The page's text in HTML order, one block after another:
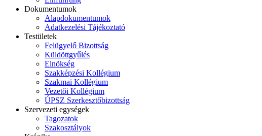
Dokumentumok
Alapdokumentumok
Adatkezelési Tájékoztató
Testületek
Felügyelő Bizottság
Küldöttgyűlés
Elnökség
Szakképzési Kollégium
Szakmai Kollégium
Vezetői Kollégium
ÚPSZ Szerkesztőbizottság
Szervezeti egységek
Tagozatok
Szakosztályok